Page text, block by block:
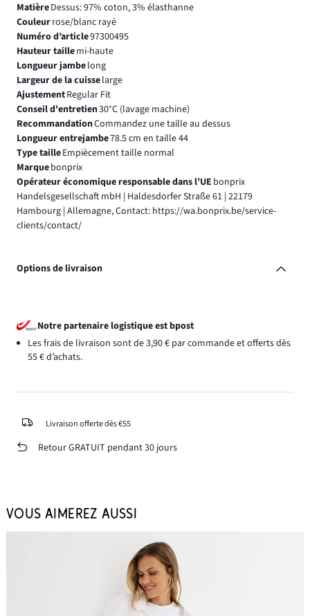
MatièreDessus: 97% coton, 3% élasthanne
Couleurrose/blanc rayé
Numéro d’article97300495
Hauteur taillemi-haute
Longueur jambelong
Largeur de la cuisselarge
AjustementRegular Fit
Conseil d'entretien30°C (lavage machine)
RecommandationCommandez une taille au dessus
Longueur entrejambe78.5 cm en taille 44
Type tailleEmpiècement taille normal
Marquebonprix
Opérateur économique responsable dans l’UE bonprix
Handelsgesellschaft mbH | Haldesdorfer Straße 61 | 22179
Hambourg | Allemagne, Contact: https://wa.bonprix.be/service-
clients/contact/
Options de livraison
Notre partenaire logistique est bpost
Les frais de livraison sont de 3,90 € par commande et offerts dès
55 € d’achats.
Livraison offerte dès €55
Retour GRATUIT pendant 30 jours
VOUS AIMEREZ AUSSI